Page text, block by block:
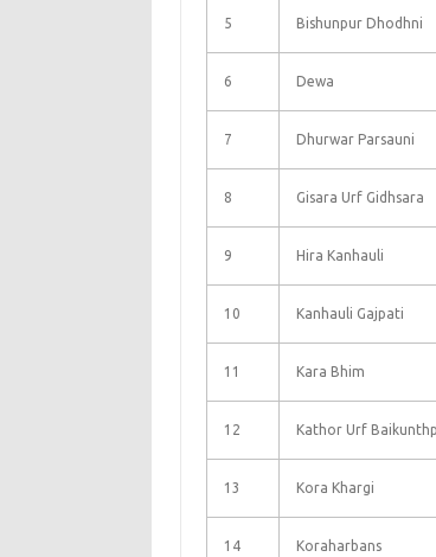
5 Bishunpur Dhodhni
6 Dewa
7 Dhurwar Parsauni
8 Gisara Urf Gidhsara
9 Hira Kanhauli
10 Kanhauli Gajpati
11 Kara Bhim
12 Kathor Urf
13 Kora Khargi
14 Koraharbans